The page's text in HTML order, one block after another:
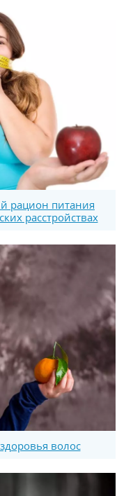
рацион питания
расстройствах
волос